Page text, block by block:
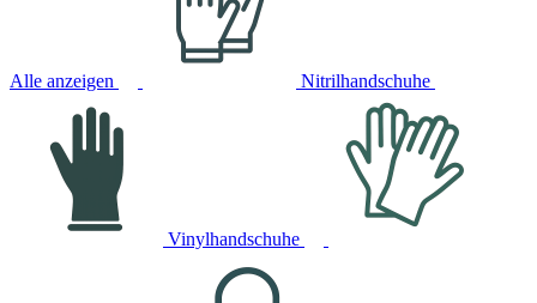
Alle anzeigen Nitrilhandschuhe
Vinylhandschuhe